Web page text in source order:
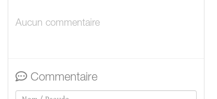
Aucun commentaire
Commentaire